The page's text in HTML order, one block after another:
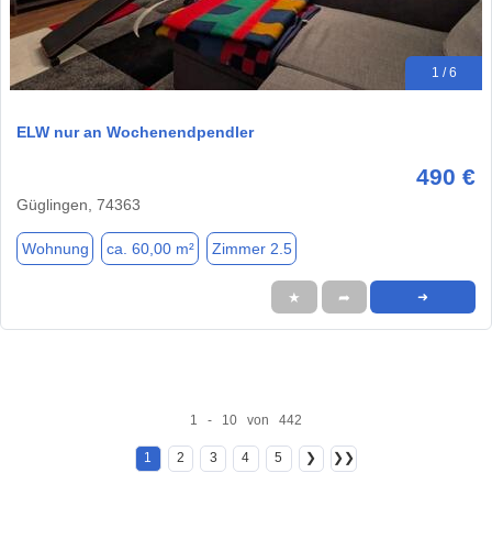
1 / 6
ELW nur an Wochenendpendler
490 €
Güglingen, 74363
Wohnung ca. 60,00 m² Zimmer 2.5
★ ➦ ➜
1 - 10 von 442
1 2 3 4 5 ❯ ❯❯